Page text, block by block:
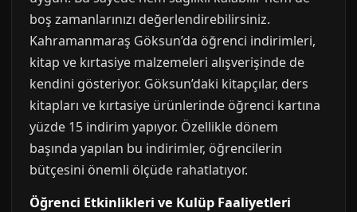
boş zamanlarınızı değerlendirebilirsiniz.
Kahramanmaraş Göksun’da öğrenci indirimleri,
kitap ve kırtasiye malzemeleri alışverişinde de
kendini gösteriyor. Göksun’daki kitapçılar, ders
kitapları ve kırtasiye ürünlerinde öğrenci kartına
yüzde 15 indirim yapıyor. Özellikle dönem
başında yapılan bu indirimler, öğrencilerin
bütçesini önemli ölçüde rahatlatıyor.
Öğrenci Etkinlikleri ve Kulüp Faaliyetleri